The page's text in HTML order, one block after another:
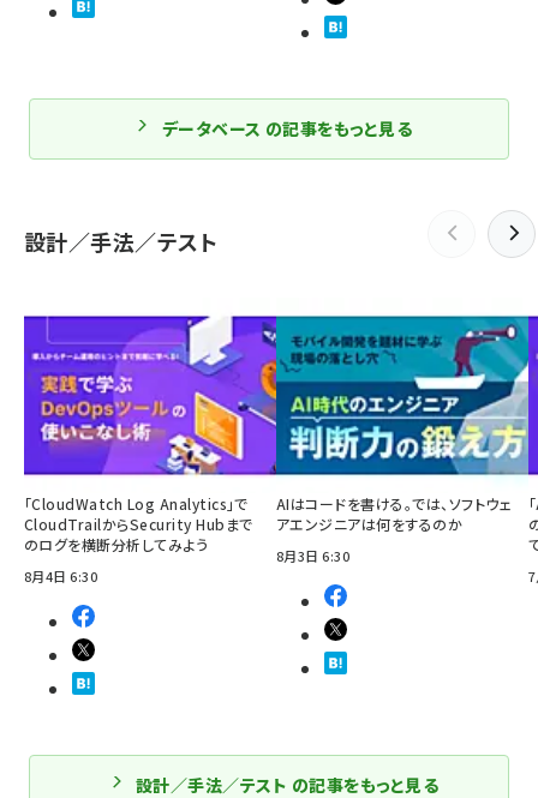
データベース の記事をもっと見る
設計／手法／テスト
「CloudWatch Log Analytics」で
CloudTrailからSecurity Hubまで
のログを横断分析してみよう
8月4日 6:30
AIはコードを書ける。では、ソフトウェ
アエンジニアは何をするのか
8月3日 6:30
設計／手法／テスト の記事をもっと見る